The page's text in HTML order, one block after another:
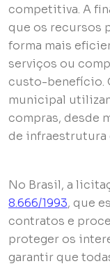
competitiva. A
que os recursos
forma mais
serviços ou
custo-benefício.
municipal
compras, desde
de infraestrutura
No Brasil, a
8.666/1993, que
contratos e
proteger os
garantir que